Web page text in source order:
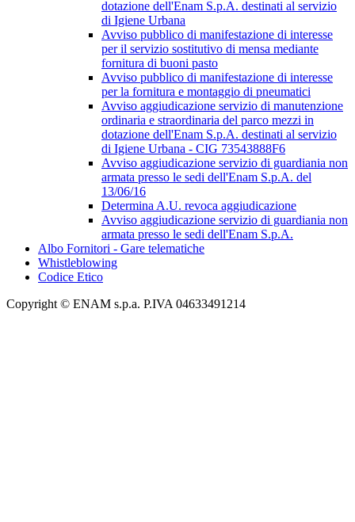
dotazione dell'Enam S.p.A. destinati al servizio
di Igiene Urbana
Avviso pubblico di manifestazione di interesse
per il servizio sostitutivo di mensa mediante
fornitura di buoni pasto
Avviso pubblico di manifestazione di interesse
per la fornitura e montaggio di pneumatici
Avviso aggiudicazione servizio di manutenzione
ordinaria e straordinaria del parco mezzi in
dotazione dell'Enam S.p.A. destinati al servizio
di Igiene Urbana - CIG 73543888F6
Avviso aggiudicazione servizio di guardiania non
armata presso le sedi dell'Enam S.p.A. del
13/06/16
Determina A.U. revoca aggiudicazione
Avviso aggiudicazione servizio di guardiania non
armata presso le sedi dell'Enam S.p.A.
Albo Fornitori - Gare telematiche
Whistleblowing
Codice Etico
Copyright © ENAM s.p.a. P.IVA 04633491214